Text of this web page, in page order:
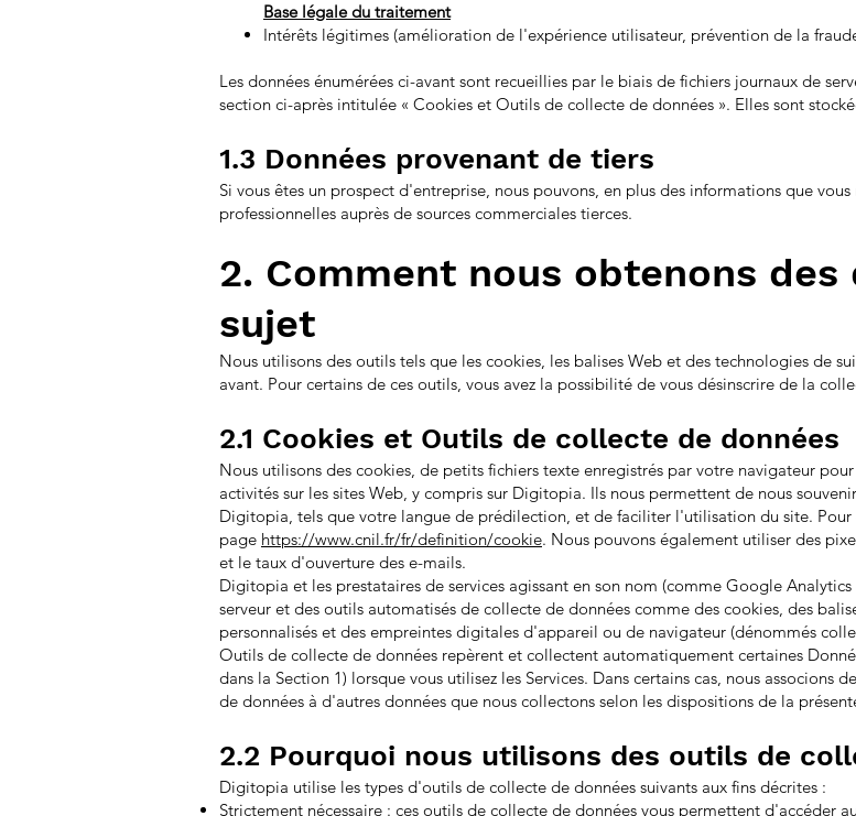
Base légale du traitement
Intérêts légitimes (amélioration de l'expérience utilisateur, prévention de la
Les données énumérées ci-avant sont recueillies par le biais de fichiers journaux de
section ci-après intitulée « Cookies et Outils de collecte de données ». Elles sont
1.3 Données provenant de tiers
Si vous êtes un prospect d'entreprise, nous pouvons, en plus des informations que
professionnelles auprès de sources commerciales tierces.
2. Comment nous obtenons des
sujet
Nous utilisons des outils tels que les cookies, les balises Web et des technologies de
avant. Pour certains de ces outils, vous avez la possibilité de vous désinscrire de la
2.1 Cookies et Outils de collecte de données
Nous utilisons des cookies, de petits fichiers texte enregistrés par votre navigateur
activités sur les sites Web, y compris sur Digitopia. Ils nous permettent de nous
Digitopia, tels que votre langue de prédilection, et de faciliter l'utilisation du site. Pour
page https://www.cnil.fr/fr/definition/cookie. Nous pouvons également utiliser des
et le taux d'ouverture des e-mails.
Digitopia et les prestataires de services agissant en son nom (comme Google
serveur et des outils automatisés de collecte de données comme des cookies, des
personnalisés et des empreintes digitales d'appareil ou de navigateur (dénommés
Outils de collecte de données repèrent et collectent automatiquement certaines
dans la Section 1) lorsque vous utilisez les Services. Dans certains cas, nous
de données à d'autres données que nous collectons selon les dispositions de la
2.2 Pourquoi nous utilisons des outils de
Digitopia utilise les types d'outils de collecte de données suivants aux fins décrites :
Strictement nécessaire : ces outils de collecte de données vous permettent d'accéder